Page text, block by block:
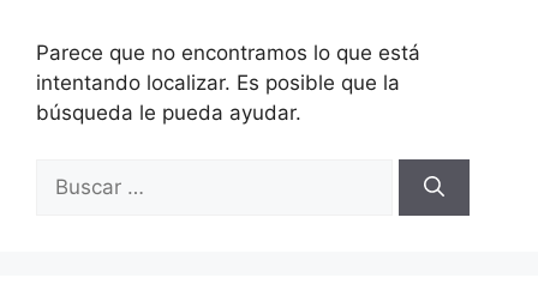
Parece que no encontramos lo que está
intentando localizar. Es posible que la
búsqueda le pueda ayudar.